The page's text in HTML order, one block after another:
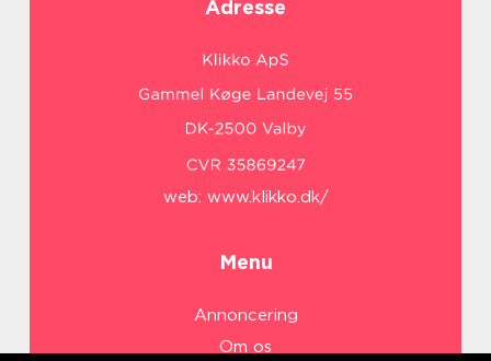
Adresse
web: www.klikko.dk/
Menu
Annoncering
Om os